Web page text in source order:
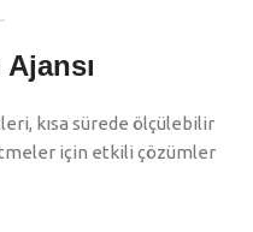
kısa sürede ölçülebilir
için etkili çözümler